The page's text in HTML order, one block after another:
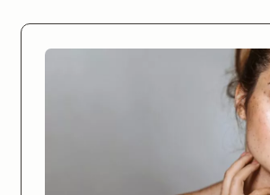
Ihr Sommer-Upgrade für ein sicheres